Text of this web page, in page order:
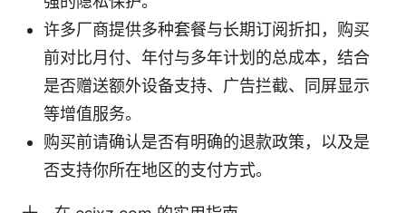
许多厂商提供多种套餐与长期订阅折扣，购买
前对比月付、年付与多年计划的总成本，结合
是否赠送额外设备支持、广告拦截、同屏显示
等增值服务。
购买前请确认是否有明确的退款政策，以及是
否支持你所在地区的支付方式。